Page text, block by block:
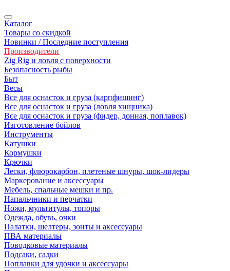
Каталог
Товары со скидкой
Новинки / Последние поступления
Производители
Zig Rig и ловля с поверхности
Безoпасность рыбы
Быт
Весы
Все для оснасток и груза (карпфишинг)
Все для оснасток и груза (ловля хищника)
Все для оснасток и груза (фидер, донная, поплавок)
Изготовление бойлов
Инструменты
Катушки
Кормушки
Крючки
Лески, флюрокарбон, плетеные шнуры, шок-лидеры
Маркерование и аксессуары
Мебель, спальные мешки и пр.
Напальчники и перчатки
Ножи, мультитулы, топоры
Одежда, обувь, очки
Палатки, шелтеры, зонты и аксессуары
ПВА материалы
Поводковые материалы
Подсаки, садки
Поплавки для удочки и аксессуары